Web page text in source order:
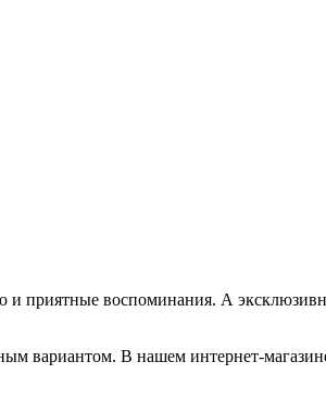
приятные воспоминания. А
вариантом. В нашем интернет-